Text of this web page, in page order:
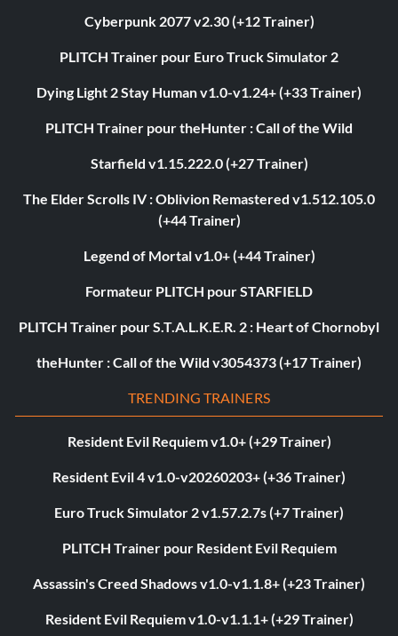
Cyberpunk 2077 v2.30 (+12 Trainer)
PLITCH Trainer pour Euro Truck Simulator 2
Dying Light 2 Stay Human v1.0-v1.24+ (+33 Trainer)
PLITCH Trainer pour theHunter : Call of the Wild
Starfield v1.15.222.0 (+27 Trainer)
The Elder Scrolls IV : Oblivion Remastered v1.512.105.0
(+44 Trainer)
Legend of Mortal v1.0+ (+44 Trainer)
Formateur PLITCH pour STARFIELD
PLITCH Trainer pour S.T.A.L.K.E.R. 2 : Heart of Chornobyl
theHunter : Call of the Wild v3054373 (+17 Trainer)
TRENDING TRAINERS
Resident Evil Requiem v1.0+ (+29 Trainer)
Resident Evil 4 v1.0-v20260203+ (+36 Trainer)
Euro Truck Simulator 2 v1.57.2.7s (+7 Trainer)
PLITCH Trainer pour Resident Evil Requiem
Assassin's Creed Shadows v1.0-v1.1.8+ (+23 Trainer)
Resident Evil Requiem v1.0-v1.1.1+ (+29 Trainer)